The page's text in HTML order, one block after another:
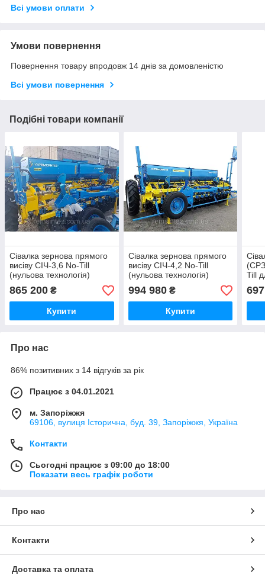
Всі умови оплати
Умови повернення
Повернення товару впродовж 14 днів за домовленістю
Всі умови повернення
Подібні товари компанії
Сівалка зернова прямого
висіву СІЧ-3,6 No-Till
(нульова технологія)
варіаторна
865 200 ₴
Купити
Сівалка зернова прямого
висіву СІЧ-4,2 No-Till
(нульова технологія)
варіаторна
994 980₴
Купити
Till
Про нас
86% позитивних з 14 відгуків за рік
Працює з 04.01.2021
м. Запоріжжя
69106, вулиця Історична, буд. 39, Запоріжжя, Україна
Контакти
Сьогодні працює з 09:00 до 18:00
Показати весь графік роботи
Про нас
Контакти
Доставка та оплата